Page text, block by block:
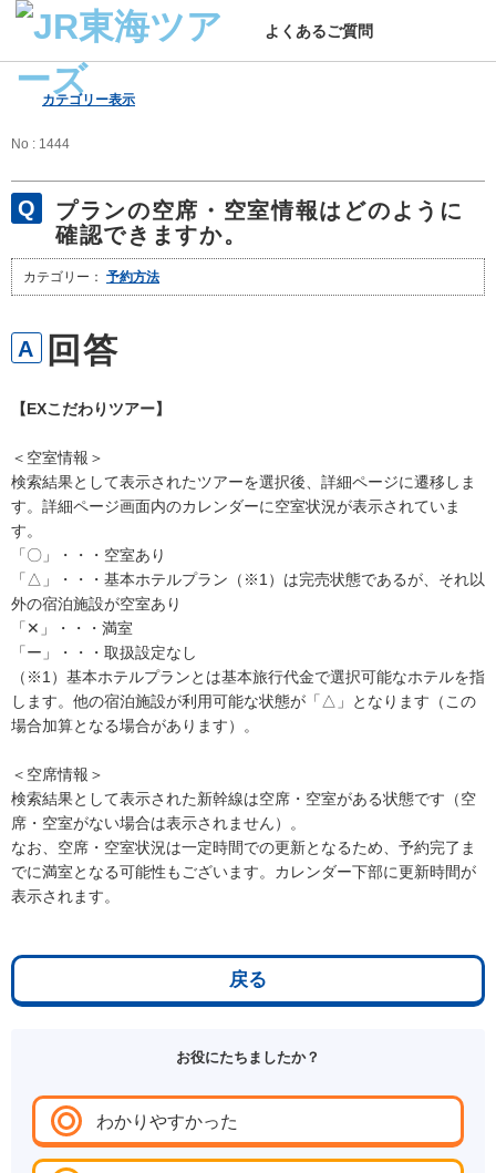
よくあるご質問
カテゴリー表示
No : 1444
プランの空席・空室情報はどのように
確認できますか。
カテゴリー： 予約方法
【EXこだわりツアー】
＜空室情報＞
検索結果として表示されたツアーを選択後、詳細ページに遷移しま
す。詳細ページ画面内のカレンダーに空室状況が表示されていま
す。
「〇」・・・空室あり
「△」・・・基本ホテルプラン（※1）は完売状態であるが、それ以
外の宿泊施設が空室あり
「✕」・・・満室
「ー」・・・取扱設定なし
（※1）基本ホテルプランとは基本旅行代金で選択可能なホテルを指
します。他の宿泊施設が利用可能な状態が「△」となります（この
場合加算となる場合があります）。
＜空席情報＞
検索結果として表示された新幹線は空席・空室がある状態です（空
席・空室がない場合は表示されません）。
なお、空席・空室状況は一定時間での更新となるため、予約完了ま
でに満室となる可能性もございます。カレンダー下部に更新時間が
表示されます。
戻る
お役にたちましたか？
わかりやすかった